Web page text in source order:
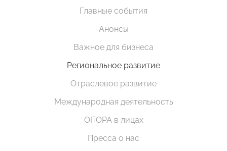
Главные события
Анонсы
Важное для бизнеса
Региональное развитие
Отраслевое развитие
Международная деятельность
ОПОРА в лицах
Пресса о нас